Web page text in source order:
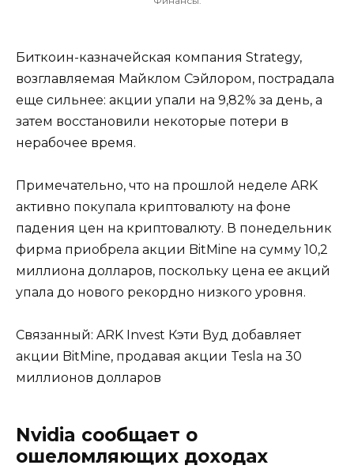
Биткоин-казначейская компания Strategy,
возглавляемая Майклом Сэйлором, пострадала
еще сильнее: акции упали на 9,82% за день, а
затем восстановили некоторые потери в
нерабочее время.
Примечательно, что на прошлой неделе ARK
активно покупала криптовалюту на фоне
падения цен на криптовалюту. В понедельник
фирма приобрела акции BitMine на сумму 10,2
миллиона долларов, поскольку цена ее акций
упала до нового рекордно низкого уровня.
Связанный: ARK Invest Кэти Вуд добавляет
акции BitMine, продавая акции Tesla на 30
миллионов долларов
Nvidia сообщает о
ошеломляющих доходах